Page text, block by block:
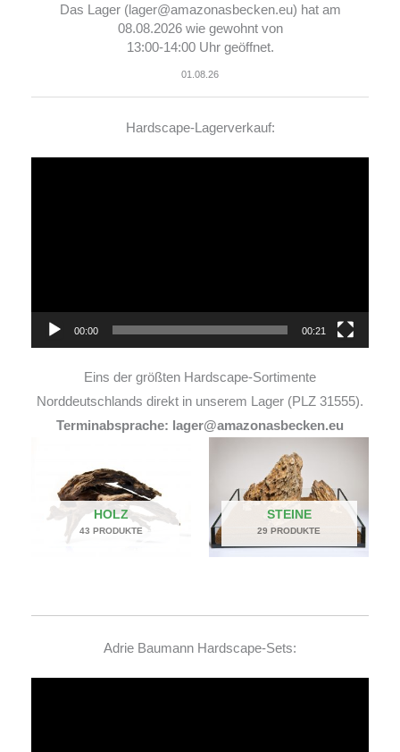
Das Lager (lager@amazonasbecken.eu) hat am
08.08.2026 wie gewohnt von
13:00-14:00 Uhr geöffnet.
01.08.26
Hardscape-Lagerverkauf:
00:00 00:21
Eins der größten Hardscape-Sortimente
Norddeutschlands direkt in unserem Lager (PLZ 31555).
Terminabsprache: lager@amazonasbecken.eu
HOLZ
43 PRODUKTE
STEINE
29 PRODUKTE
Adrie Baumann Hardscape-Sets: